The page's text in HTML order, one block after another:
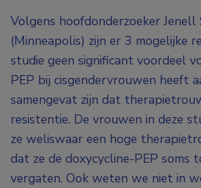
Volgens hoofdonderzoeker
(Minneapolis) zijn er 3 mogelijke
studie geen significant voordeel
PEP bij cisgendervrouwen heeft
samengevat zijn dat
resistentie. De vrouwen in deze
ze weliswaar een hoge
dat ze de doxycycline-PEP soms
vergaten. Ook weten we niet in